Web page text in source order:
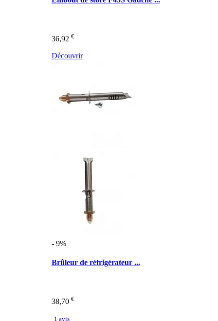
36,92 €
Découvrir
- 9%
Brûleur de réfrigérateur ...
38,70 €
1 avis